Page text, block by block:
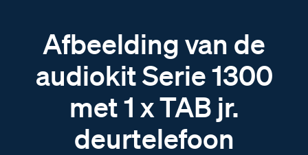
Afbeelding van de
audiokit Serie 1300
met 1 x TAB jr.
deurtelefoon